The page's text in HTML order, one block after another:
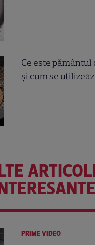
Ce este pământul
și cum se
PRIME VIDEO